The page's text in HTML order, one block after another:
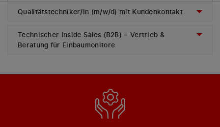
Qualitätstechniker/in (m/w/d) mit Kundenkontakt
Technischer Inside Sales (B2B) – Vertrieb &
Beratung für Einbaumonitore